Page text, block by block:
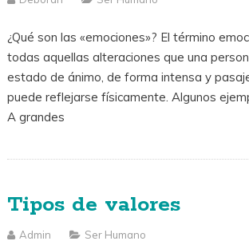
¿Qué son las «emociones»? El término
todas aquellas alteraciones que una
estado de ánimo, de forma intensa y
puede reflejarse físicamente. Algunos
A grandes
Tipos de valores
Admin Ser Humano